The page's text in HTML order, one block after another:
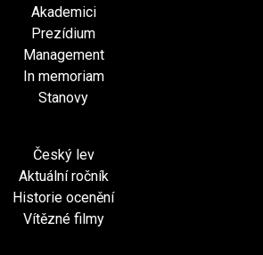
Akademici
Prezídium
Management
In memoriam
Stanovy
Český lev
Aktuální ročník
Historie ocenění
Vítězné filmy